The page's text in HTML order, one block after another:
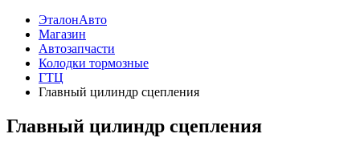
ЭталонАвто
Магазин
Автозапчасти
Колодки тормозные
ГТЦ
Главный цилиндр сцепления
Главный цилиндр сцепления